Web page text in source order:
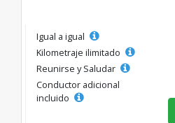
Igual a igual
Kilometraje ilimitado
Reunirse y Saludar
Conductor adicional
incluido